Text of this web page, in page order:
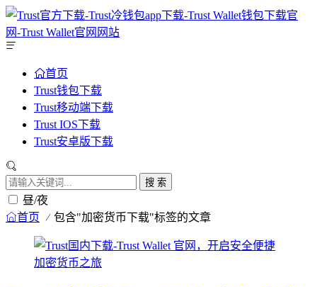
首页
Trust钱包下载
Trust移动端下载
Trust IOS下载
Trust安卓版下载
搜 索
昼/夜
首页 包含"加密货币下载"标签的文章